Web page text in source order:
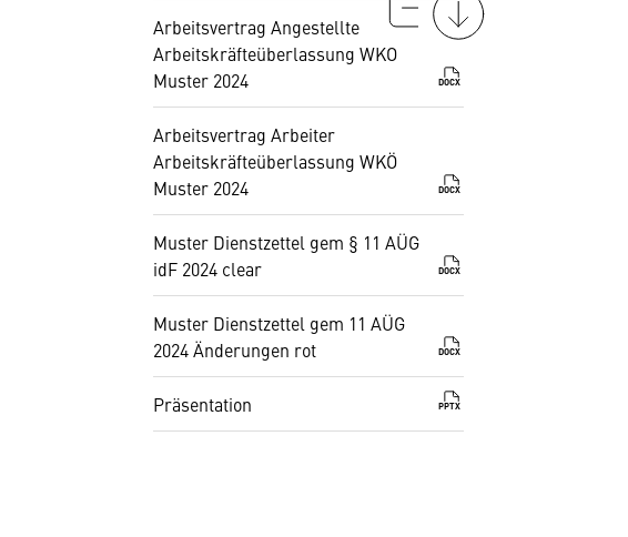
Arbeitsvertrag Angestellte
Arbeitskräfteüberlassung WKO
Muster 2024
DOCX
Arbeitsvertrag Arbeiter
Arbeitskräfteüberlassung WKÖ
Muster 2024
DOCX
Muster Dienstzettel gem § 11 AÜG
idF 2024 clear
DOCX
Muster Dienstzettel gem 11 AÜG
2024 Änderungen rot
DOCX
Präsentation PPTX